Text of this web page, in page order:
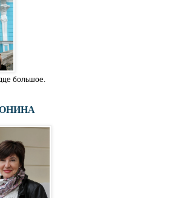
большое.